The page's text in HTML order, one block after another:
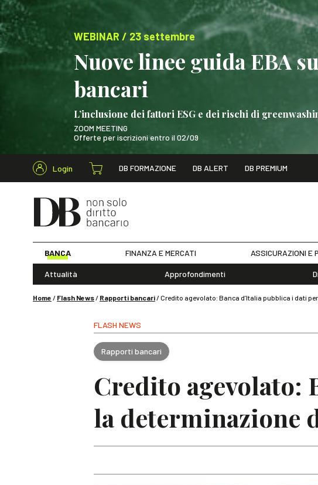
WEBINAR / 23 settembre
Nuove linee guida EBA
bancari
L’inclusione dei fattori ESG e dei rischi di
ZOOM MEETING
Offerte per iscrizioni entro il 02/09
WEBINAR / 23 settembre Nuove
Login DB FORMAZIONE DB ALERT DB PREMIUM
Cerca nel sito
BANCA FINANZA E MERCATI ASSICURAZIONI E
Attualità Approfondimenti
Home / Flash News/ Rapporti bancari/Credito agevolato: Banca d’Italia pubblica i dati
FLASH NEWS
Rapporti bancari
Credito agevolato:
la determinazione